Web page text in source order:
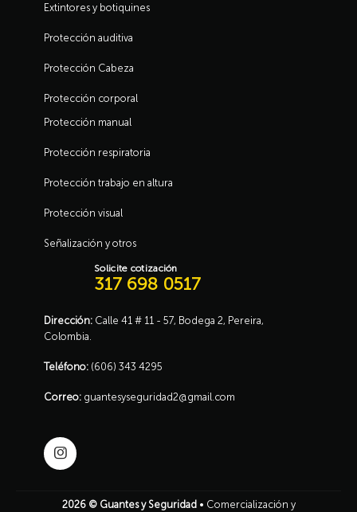
Extintores y botiquines
Protección auditiva
Protección Cabeza
Protección corporal
Protección manual
Protección respiratoria
Protección trabajo en altura
Protección visual
Señalización y otros
Solicite cotización
317 698 0517
Dirección: Calle 41 # 11 - 57, Bodega 2, Pereira,
Colombia.
Teléfono: (606) 343 4295
Correo: guantesyseguridad2@gmail.com
2026 © Guantes y Seguridad • Comercialización y